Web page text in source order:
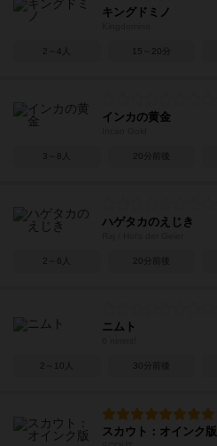
キングドミノ
2～4人 15～20分
インカの黄金
3～8人 20分前後
ハゲタカのえじき
2～6人 20分前後
ニムト
2～10人 30分前後
スカウト：オインク版